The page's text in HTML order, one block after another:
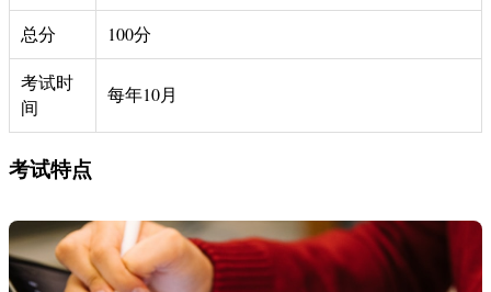
总分 100分
考试时
间
每年10月
考试特点